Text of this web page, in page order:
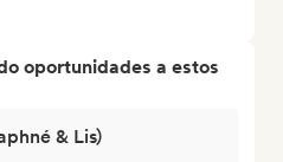
oportunidades a estos
& Lis)